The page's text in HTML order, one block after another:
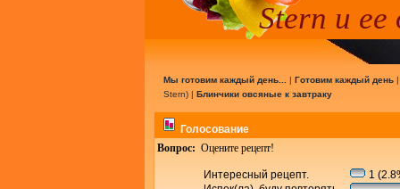
Stern и ее
Мы готовим каждый день... | Готовим каждый день
Stern) | Блинчики овсяные к завтраку
Голосование
Вопрос: Оцените рецепт!
Интересный рецепт.
1